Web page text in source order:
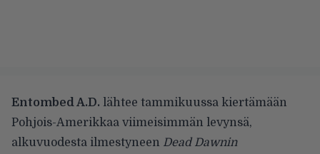
Entombed A.D. lähtee tammikuussa kiertämään
Pohjois-Amerikkaa viimeisimmän levynsä,
alkuvuodesta ilmestyneen Dead Dawnin